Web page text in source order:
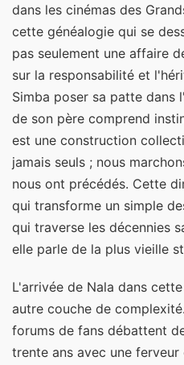
dans les cinémas des
cette généalogie qui se
pas seulement une affaire
sur la responsabilité et
Simba poser sa patte dans
de son père comprend
est une construction
jamais seuls ; nous
nous ont précédés. Cette
qui transforme un simple
qui traverse les décennies
elle parle de la plus vieille
L'arrivée de Nala dans
autre couche de
forums de fans débattent
trente ans avec une